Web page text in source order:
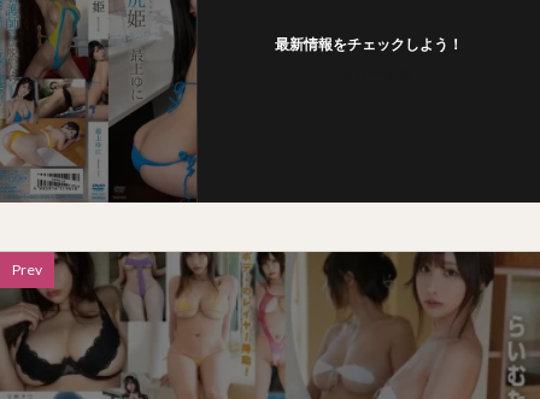
最新情報をチェックしよう！
Prev